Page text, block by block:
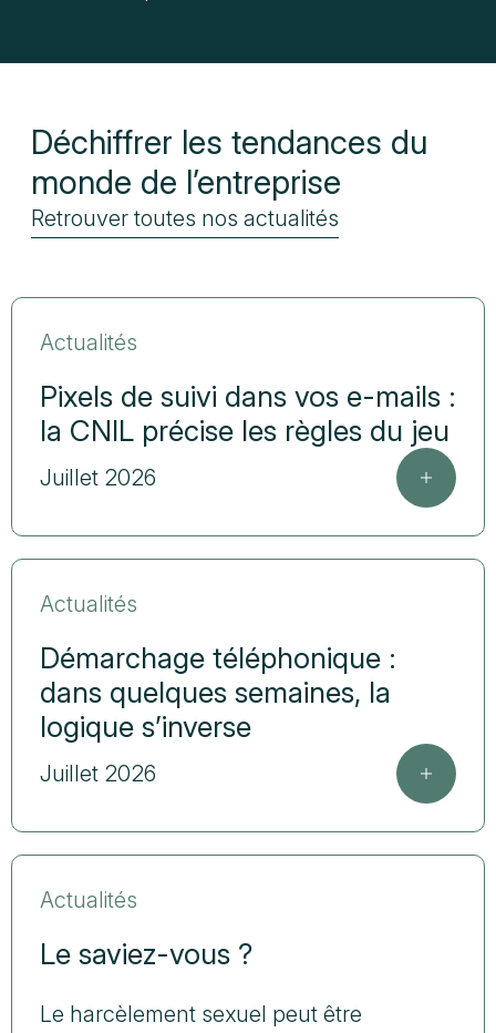
Déchiffrer les tendances du
monde de l’entreprise
Retrouver toutes nos actualités
Actualités
Pixels de suivi dans vos e-mails :
la CNIL précise les règles du jeu
Juillet 2026
Actualités
Démarchage téléphonique :
dans quelques semaines, la
logique s’inverse
Juillet 2026
Actualités
Le saviez-vous ?
Le harcèlement sexuel peut être